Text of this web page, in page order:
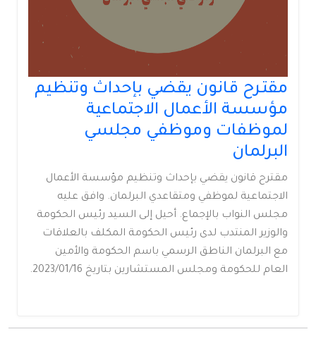
مقتـرح قانون يقضي بإحداث وتنظيم
مؤسسة الأعمال الاجتماعية
لموظفات وموظفي مجلسي
البرلمان
مقترح قانون يقضي بإحداث وتنظيم مؤسسة الأعمال
الاجتماعية لموظفي ومتقاعدي البرلمان. وافق عليه
مجلس النواب بالإجماع. أحيل إلى السيد رئيس الحكومة
والوزير المنتدب لدى رئيس الحكومة المكلف بالعلاقات
مع البرلمان الناطق الرسمي باسم الحكومة والأمين
العام للحكومة ومجلس المستشارين بتاريخ 2023/01/16.